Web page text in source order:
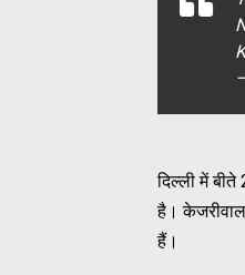
दिल्ली में
है।
हैं।